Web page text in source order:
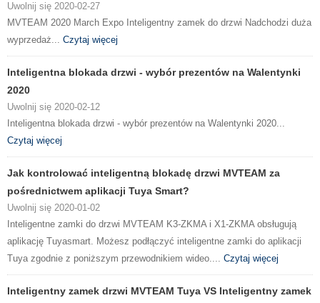
Uwolnij się 2020-02-27
MVTEAM 2020 March Expo Inteligentny zamek do drzwi Nadchodzi duża
wyprzedaż... Czytaj więcej
Inteligentna blokada drzwi - wybór prezentów na Walentynki
2020
Uwolnij się 2020-02-12
Inteligentna blokada drzwi - wybór prezentów na Walentynki 2020...
Czytaj więcej
Jak kontrolować inteligentną blokadę drzwi MVTEAM za
pośrednictwem aplikacji Tuya Smart?
Uwolnij się 2020-01-02
Inteligentne zamki do drzwi MVTEAM K3-ZKMA i X1-ZKMA obsługują
aplikację Tuyasmart. Możesz podłączyć inteligentne zamki do aplikacji
Tuya zgodnie z poniższym przewodnikiem wideo.... Czytaj więcej
Inteligentny zamek drzwi MVTEAM Tuya VS Inteligentny zamek